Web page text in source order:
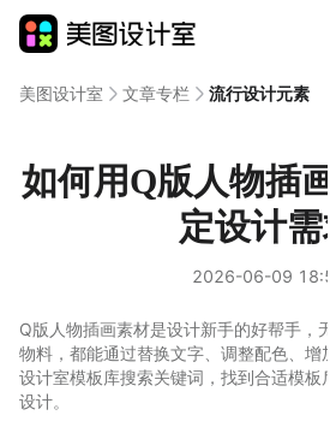
美图设计室 文章专栏 流行设计元素
如何用Q版人物插画
定设计需
2026-06-09 18:51
Q版人物插画素材是设计新手的好帮手，
物料，都能通过替换文字、调整配色、增
设计室模板库搜索关键词，找到合适模板
设计。